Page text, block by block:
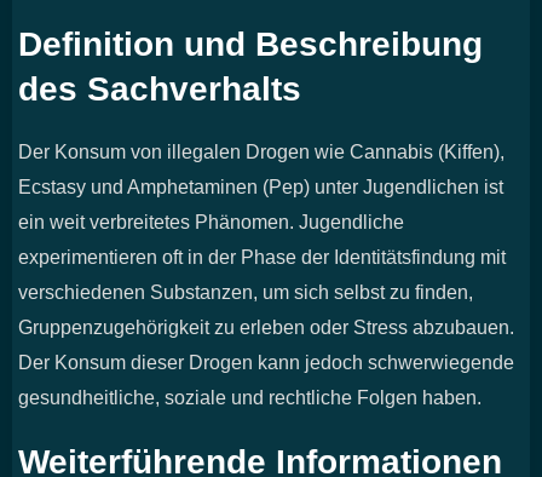
Definition und Beschreibung
des Sachverhalts
Der Konsum von illegalen Drogen wie Cannabis (Kiffen),
Ecstasy und Amphetaminen (Pep) unter Jugendlichen ist
ein weit verbreitetes Phänomen. Jugendliche
experimentieren oft in der Phase der Identitätsfindung mit
verschiedenen Substanzen, um sich selbst zu finden,
Gruppenzugehörigkeit zu erleben oder Stress abzubauen.
Der Konsum dieser Drogen kann jedoch schwerwiegende
gesundheitliche, soziale und rechtliche Folgen haben.
Weiterführende Informationen